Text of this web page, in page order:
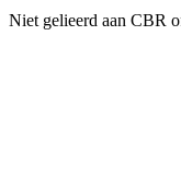
Niet gelieerd aan CBR